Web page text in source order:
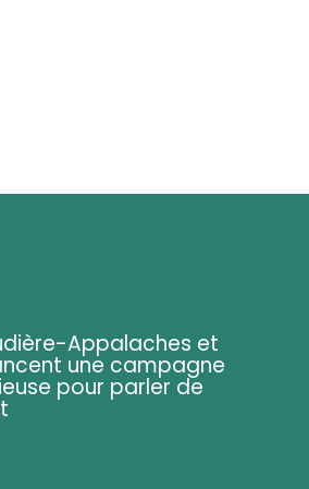
Appalaches et
une campagne
pour parler de